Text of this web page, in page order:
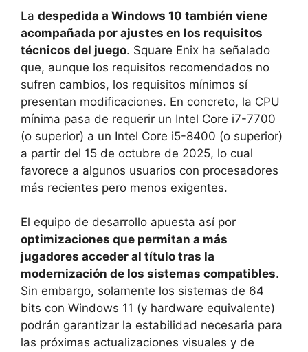
La despedida a Windows 10 también viene
acompañada por ajustes en los requisitos
técnicos del juego. Square Enix ha señalado
que, aunque los requisitos recomendados no
sufren cambios, los requisitos mínimos sí
presentan modificaciones. En concreto, la CPU
mínima pasa de requerir un Intel Core i7-7700
(o superior) a un Intel Core i5-8400 (o superior)
a partir del 15 de octubre de 2025, lo cual
favorece a algunos usuarios con procesadores
más recientes pero menos exigentes.
El equipo de desarrollo apuesta así por
optimizaciones que permitan a más
jugadores acceder al título tras la
modernización de los sistemas compatibles.
Sin embargo, solamente los sistemas de 64
bits con Windows 11 (y hardware equivalente)
podrán garantizar la estabilidad necesaria para
las próximas actualizaciones visuales y de